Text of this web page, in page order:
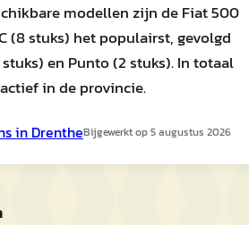
modellen zijn de Fiat 500
(8 stuks) het populairst, gevolgd
en Punto (2 stuks). In totaal
in de provincie.
in DrentheBijgewerkt op5 augustus 2026